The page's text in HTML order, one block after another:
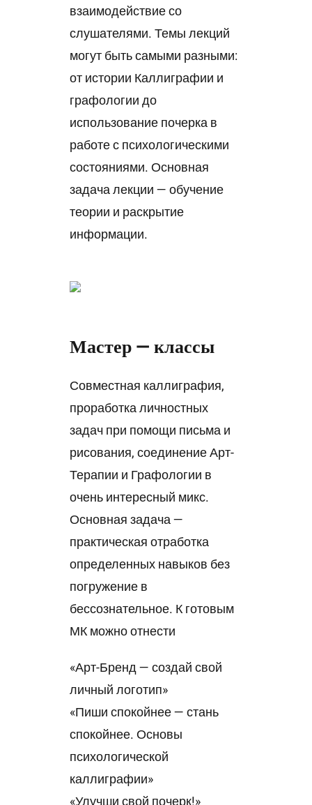
взаимодействие со
слушателями. Темы лекций
могут быть самыми разными:
от истории Каллиграфии и
графологии до
использование почерка в
работе с психологическими
состояниями. Основная
задача лекции — обучение
теории и раскрытие
информации.
Мастер — классы
Совместная каллиграфия,
проработка личностных
задач при помощи письма и
рисования, соединение Арт-
Терапии и Графологии в
очень интересный микс.
Основная задача —
практическая отработка
определенных навыков без
погружение в
бессознательное. К готовым
МК можно отнести
«Арт-Бренд — создай свой
личный логотип»
«Пиши спокойнее — стань
спокойнее. Основы
психологической
каллиграфии»